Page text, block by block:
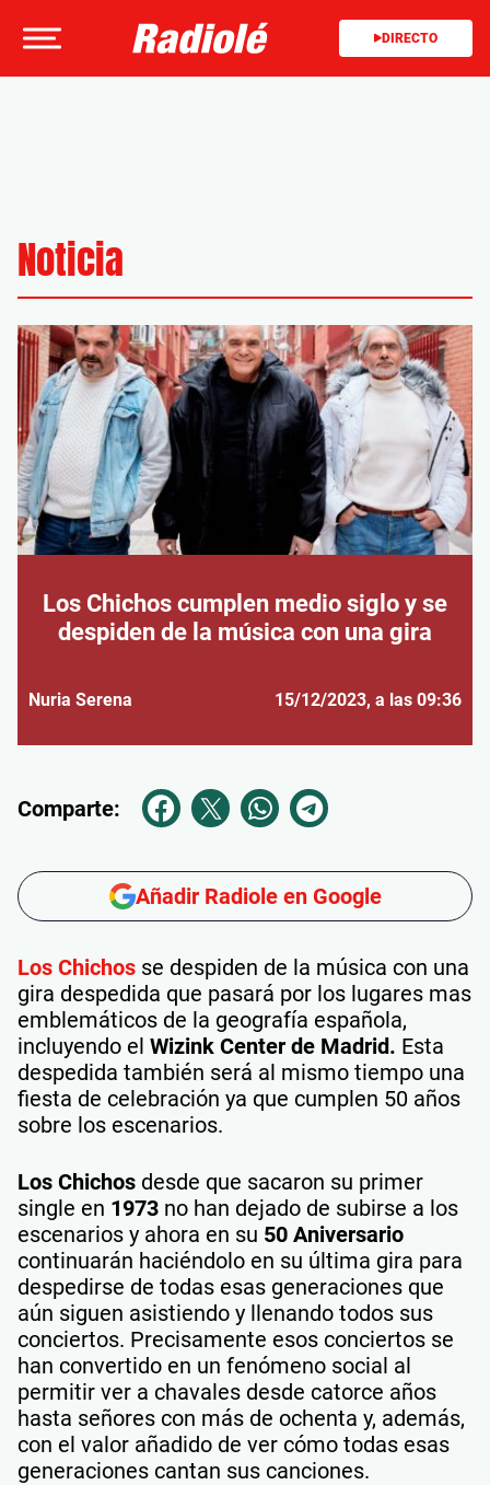
DIRECTO
Noticia
Los Chichos cumplen medio siglo y se
despiden de la música con una gira
Nuria Serena 15/12/2023, a las 09:36
Comparte:
Añadir Radiole en Google
Los Chichos se despiden de la música con una
gira despedida que pasará por los lugares mas
emblemáticos de la geografía española,
incluyendo el Wizink Center de Madrid. Esta
despedida también será al mismo tiempo una
fiesta de celebración ya que cumplen 50 años
sobre los escenarios.
Los Chichos desde que sacaron su primer
single en 1973 no han dejado de subirse a los
escenarios y ahora en su 50 Aniversario
continuarán haciéndolo en su última gira para
despedirse de todas esas generaciones que
aún siguen asistiendo y llenando todos sus
conciertos. Precisamente esos conciertos se
han convertido en un fenómeno social al
permitir ver a chavales desde catorce años
hasta señores con más de ochenta y, además,
con el valor añadido de ver cómo todas esas
generaciones cantan sus canciones.